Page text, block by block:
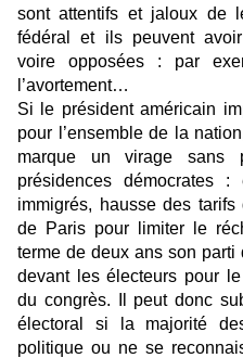
sont attentifs et jaloux de
fédéral et ils peuvent
voire opposées : par
l’avortement…
Si le président américain
pour l’ensemble de la
marque un virage sans
présidences démocrates
immigrés, hausse des tarifs
de Paris pour limiter le
terme de deux ans son
devant les électeurs pour
du congrès. Il peut donc
électoral si la majorité
politique ou ne se